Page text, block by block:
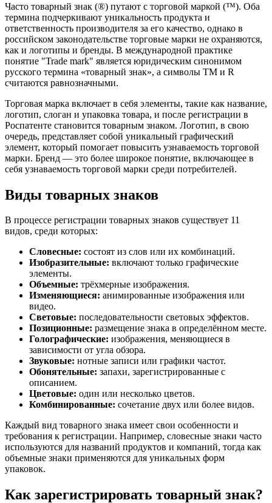
Часто товарный знак (®) путают с торговой маркой (™). Оба
термина подчеркивают уникальность продукта и
ответственность производителя за его качество, однако в
российском законодательстве торговые марки не охраняются,
как и логотипы и бренды. В международной практике
понятие "Trade mark" является юридическим синонимом
русского термина «товарный знак», а символы TM и R
считаются равнозначными.
Торговая марка включает в себя элементы, такие как название,
логотип, слоган и упаковка товара, и после регистрации в
Роспатенте становится товарным знаком. Логотип, в свою
очередь, представляет собой уникальный графический
элемент, который помогает повысить узнаваемость торговой
марки. Бренд — это более широкое понятие, включающее в
себя узнаваемость торговой марки среди потребителей.
Виды товарных знаков
В процессе регистрации товарных знаков существует 11
видов, среди которых:
Словесные: состоят из слов или их комбинаций.
Изобразительные: включают только графические
элементы.
Объемные: трёхмерные изображения.
Изменяющиеся: анимированные изображения или
видео.
Световые: последовательности световых эффектов.
Позиционные: размещение знака в определённом месте.
Голографические: изображения, меняющиеся в
зависимости от угла обзора.
Звуковые: нотные записи или графики частот.
Обонятельные: запахи, зарегистрированные с
описанием.
Цветовые: один или несколько цветов.
Комбинированные: сочетание двух или более видов.
Каждый вид товарного знака имеет свои особенности и
требования к регистрации. Например, словесные знаки часто
используются для названий продуктов и компаний, тогда как
объемные знаки применяются для уникальных форм
упаковок.
Как зарегистрировать товарный знак?